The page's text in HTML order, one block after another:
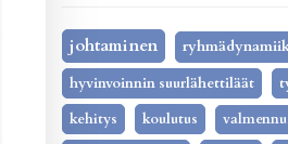
johtaminen
hyvinvoinnin suurlähettiläät
kehitys
koulutus